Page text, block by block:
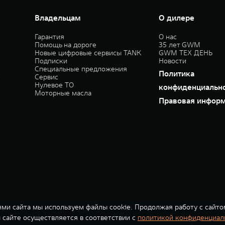
% ставка составляет от 0,010% до 9,000% на диапазонах
% ставка составляет от 0,010% до 6,400% на диапазонах
оформления полиса КАСКО. При отказе от полиса КАСКО/отсутствии
кредита (займа) в разделе «Кредит на покупку автомобиля у дилера»
ул. Каланчевская, д. 27. Ген.лицензия ЦБ РФ № 1326 от 16.01.2015.
Владельцам
Гарантия
Помощь на дороге
Новые цифровые сервисы TANK
Подписки
Специальные предложения
Сервис
Нулевое ТО
Моторные масла
О дилере
О нас
35 лет GWM
GWM ТЕХ ДЕНЬ
Новости
Политика
Правовая
сайта мы используем файлы cookie. Продолжая работу с
осуществляется в соответствии с политикой